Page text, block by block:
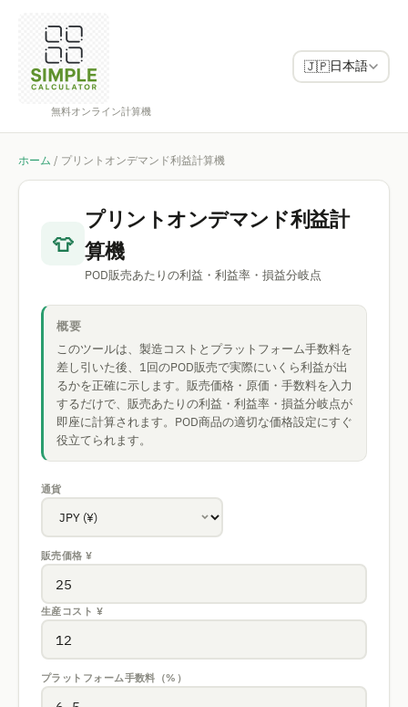
無料オンライン計算機
🇯🇵日本語
ホーム / プリントオンデマンド利益計算機
👕
プリントオンデマンド利益計
算機
POD販売あたりの利益・利益率・損益分岐点
概要
このツールは、製造コストとプラットフォーム手数料を
差し引いた後、1回のPOD販売で実際にいくら利益が出
るかを正確に示します。販売価格・原価・手数料を入力
するだけで、販売あたりの利益・利益率・損益分岐点が
即座に計算されます。POD商品の適切な価格設定にすぐ
役立てられます。
通貨
販売価格¥
生産コスト ¥
プラットフォーム手数料（%）